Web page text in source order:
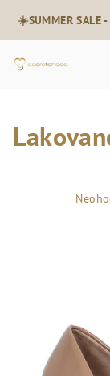
obsah
☀️SUMMER SALE